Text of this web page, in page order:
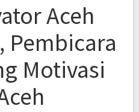
Aceh
Pembicara
Motivasi